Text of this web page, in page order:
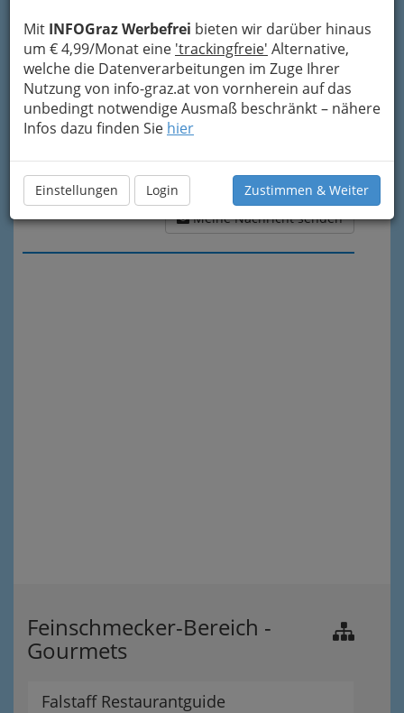
Mit INFOGraz Werbefrei bieten wir darüber hinaus
um € 4,99/Monat eine 'trackingfreie' Alternative,
welche die Datenverarbeitungen im Zuge Ihrer
Nutzung von info-graz.at von vornherein auf das
unbedingt notwendige Ausmaß beschränkt – nähere
Infos dazu finden Sie hier
Einstellungen Login Zustimmen & Weiter
Meine Nachricht senden
Feinschmecker-Bereich -
Gourmets
Falstaff Restaurantguide